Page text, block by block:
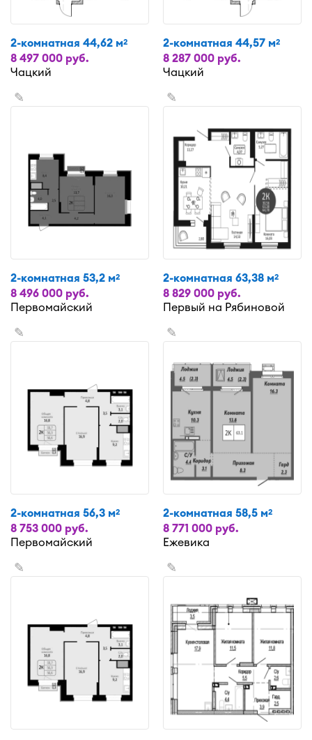
2-комнатная 44,62 м2
8 497 000 руб.
Чацкий
2-комнатная 44,57 м2
8 287 000 руб.
Чацкий
✎
2-комнатная 53,2 м2
8 496 000 руб.
Первомайский
✎
2-комнатная 63,38 м2
8 829 000 руб.
Первый на Рябиновой
✎
2-комнатная 56,3 м2
8 753 000 руб.
Первомайский
✎
2-комнатная 58,5 м2
8 771 000 руб.
Ежевика
✎ ✎